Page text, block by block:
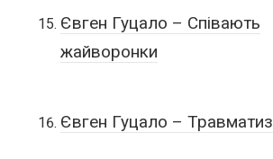
Євген Гуцало – Співають
жайворонки
Євген Гуцало –